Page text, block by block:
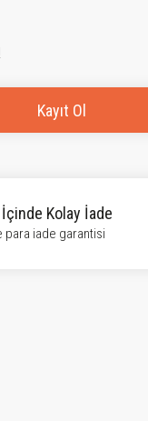
Kayıt Ol
Kolay İade
para iade garantisi